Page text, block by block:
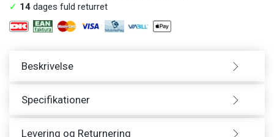
✓ 14 dages fuld returret
Beskrivelse
Specifikationer
Levering og Returnering